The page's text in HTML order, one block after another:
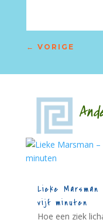
← VORIGE
Lieke
vijf minuten
Hoe een ziek